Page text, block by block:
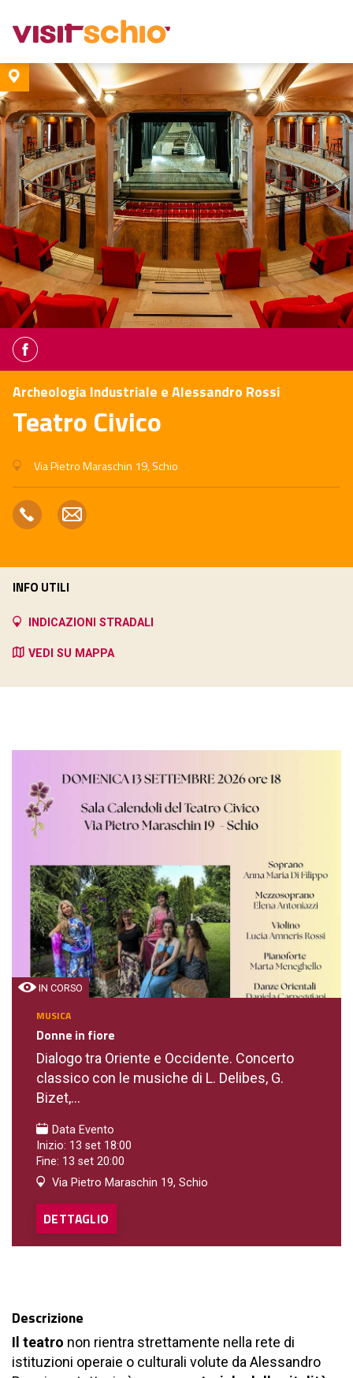
Archeologia Industriale e Alessandro Rossi
Teatro Civico
Via Pietro Maraschin 19, Schio
IN CORSO
MUSICA
Donne in fiore
Dialogo tra Oriente e Occidente. Concerto
classico con le musiche di L. Delibes, G.
Bizet,...
Data Evento
Inizio: 13 set 18:00
Fine: 13 set 20:00
Via Pietro Maraschin 19, Schio
DETTAGLIO
Descrizione
Il teatro non rientra strettamente nella rete di
istituzioni operaie o culturali volute da Alessandro
INFO UTILI
INDICAZIONI STRADALI
VEDI SU MAPPA